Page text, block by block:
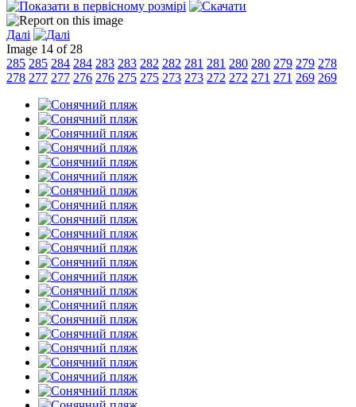
Далі
Image 14 of 28
285 285 284 284 283 283 282 282 281 281 280 280 279 279 278
278 277 277 276 276 275 275 273 273 272 272 271 271 269 269